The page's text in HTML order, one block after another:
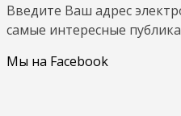
Введите Ваш адрес
самые интересные
Мы на Facebook